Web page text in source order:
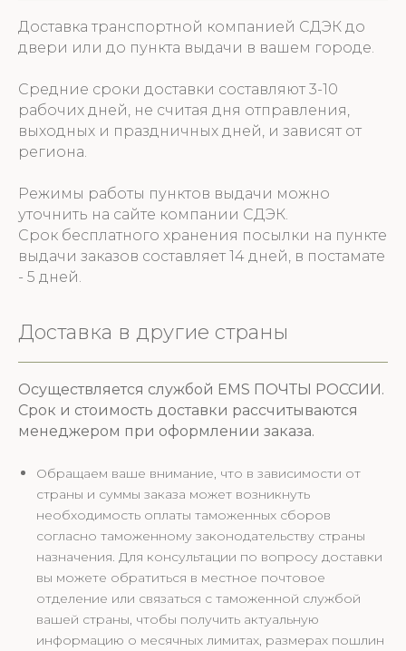
Доставка транспортной компанией СДЭК до
двери или до пункта выдачи в вашем городе.
Средние сроки доставки составляют 3-10
рабочих дней, не считая дня отправления,
выходных и праздничных дней, и зависят от
региона.
Режимы работы пунктов выдачи можно
уточнить на сайте компании СДЭК.
Срок бесплатного хранения посылки на пункте
выдачи заказов составляет 14 дней, в постамате
- 5 дней.
Доставка в другие страны
Осуществляется службой EMS ПОЧТЫ РОССИИ.
Срок и стоимость доставки рассчитываются
менеджером при оформлении заказа.
Обращаем ваше внимание, что в зависимости от
страны и суммы заказа может возникнуть
необходимость оплаты таможенных сборов
согласно таможенному законодательству страны
назначения. Для консультации по вопросу доставки
вы можете обратиться в местное почтовое
отделение или связаться с таможенной службой
вашей страны, чтобы получить актуальную
информацию о месячных лимитах, размерах пошлин